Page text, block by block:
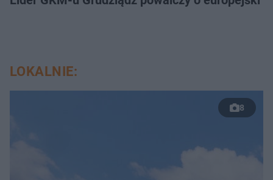
LOKALNIE:
8